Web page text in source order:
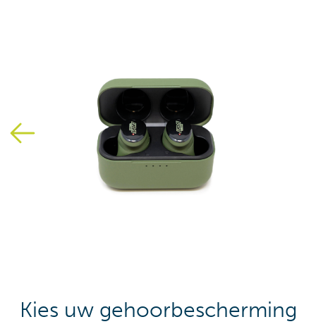
Kies uw gehoorbescherming